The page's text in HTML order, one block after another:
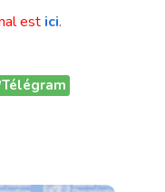
est ici.
Télégram